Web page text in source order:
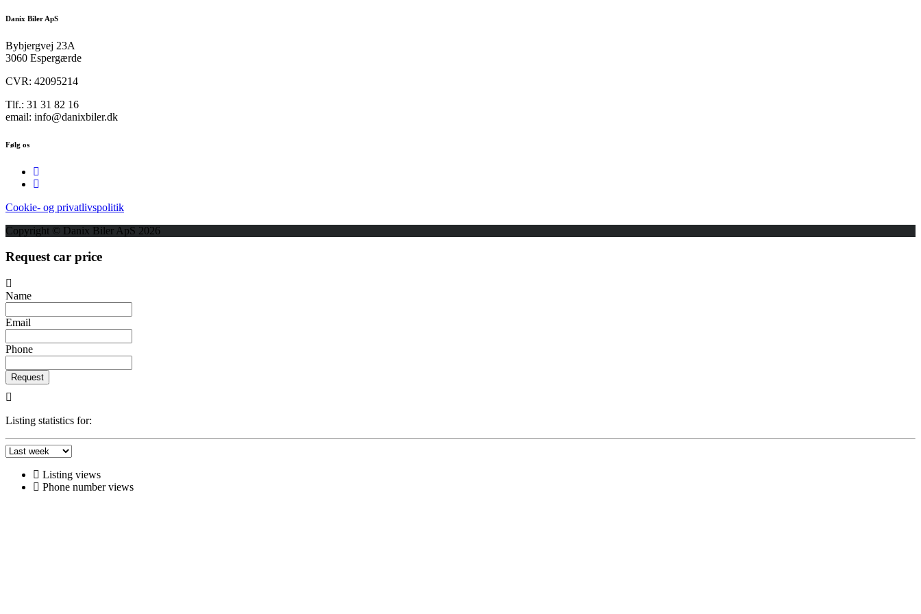
Danix Biler ApS
Bybjergvej 23A
3060 Espergærde
CVR: 42095214
Tlf.: 31 31 82 16
email: info@danixbiler.dk
Følg os
Cookie- og privatlivspolitik
Copyright © Danix Biler ApS 2026
Request car price
Name
Email
Phone
Request
Listing statistics for:
Listing views
Phone number views